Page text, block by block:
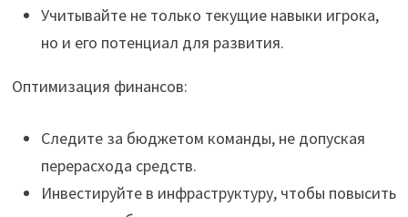
Учитывайте не только текущие навыки игрока,
но и его потенциал для развития.
Оптимизация финансов:
Следите за бюджетом команды, не допуская
перерасхода средств.
Инвестируйте в инфраструктуру, чтобы повысить